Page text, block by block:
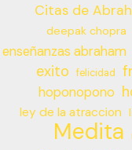
Citas de
deepak chopra
enseñanzas abraham
exito felicidad
hoponopono
ley de la atraccion
Medita